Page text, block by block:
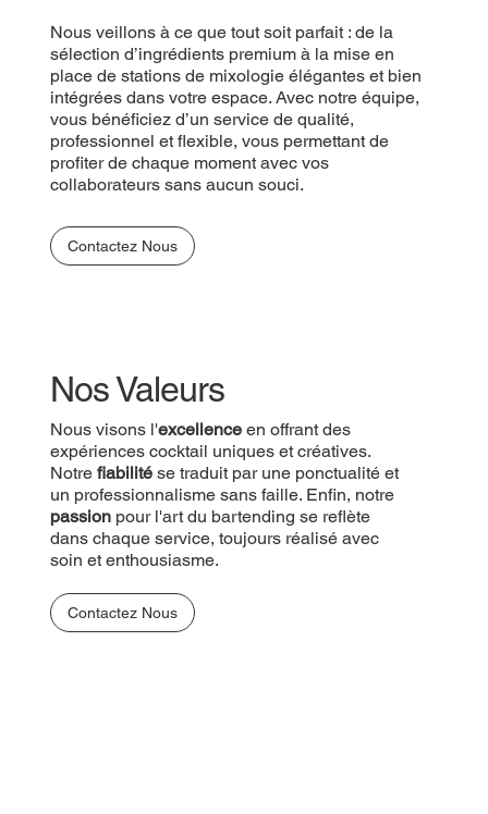
Nous veillons à ce que tout soit parfait : de la
sélection d’ingrédients premium à la mise en
place de stations de mixologie élégantes et bien
intégrées dans votre espace. Avec notre équipe,
vous bénéficiez d’un service de qualité,
professionnel et flexible, vous permettant de
profiter de chaque moment avec vos
collaborateurs sans aucun souci.
Contactez Nous
Nos Valeurs
Nous visons l'excellenceen offrant des
expériences cocktail uniques et créatives.
Notre fiabilité se traduit par une ponctualité et
un professionnalisme sans faille. Enfin, notre
passionpour l'art du bartending se reflète
dans chaque service, toujours réalisé avec
soin et enthousiasme.
Contactez Nous